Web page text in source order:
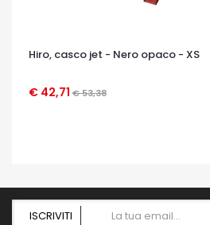
Hiro, casco jet - Nero opaco - XS
€ 42,71 € 53,38
OCCHIATA VELOCE
ISCRIVITI